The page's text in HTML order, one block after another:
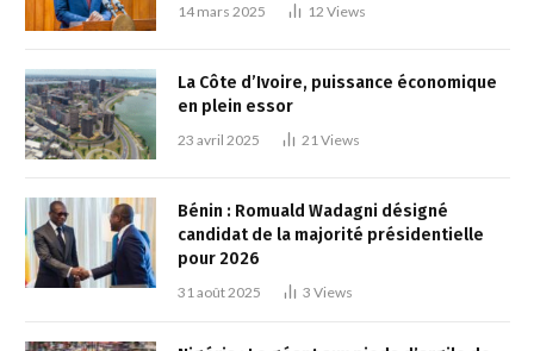
14 mars 2025 12 Views
La Côte d’Ivoire, puissance économique
en plein essor
23 avril 2025 21 Views
Bénin : Romuald Wadagni désigné
candidat de la majorité présidentielle
pour 2026
31 août 2025 3 Views